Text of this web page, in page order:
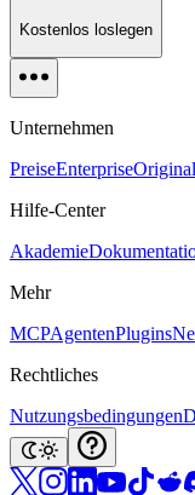
Kostenlos loslegen
Unternehmen
PreiseEnterprise
Hilfe-Center
Akademie
Mehr
MCPAgentenPlugins
Rechtliches
Nutzungsbedingungen